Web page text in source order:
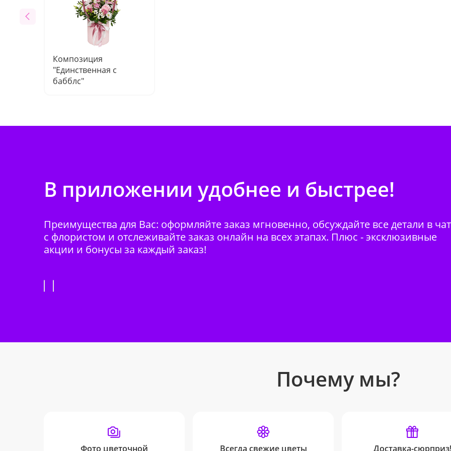
Композиция
"Единственная с
бабблс"
В приложении удобнее и быстрее!
Преимущества для Вас: оформляйте заказ мгновенно, обсуждайте все детали в
с флористом и отслеживайте заказ онлайн на всех этапах. Плюс - эксклюзивные
акции и бонусы за каждый заказ!
Почему мы?
Фото цветочной Всегда свежие цветы Доставка-сюрприз!